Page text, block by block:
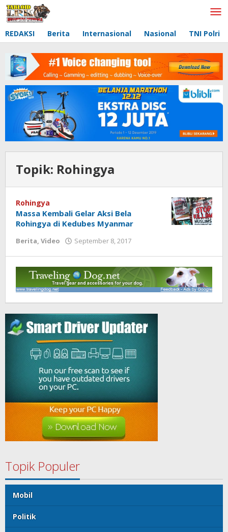
Lewati
ke
REDAKSI Berita Internasional Nasional TNI Polri
Topik: Rohingya
Rohingya
Massa Kembali Gelar Aksi Bela
Rohingya di Kedubes Myanmar
Berita, Video September 8, 2017
Topik Populer
Mobil
Politik